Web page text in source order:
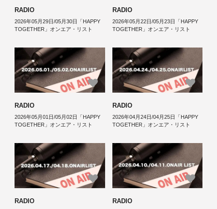
RADIO
2026年05月29日/05月30日「HAPPY
TOGETHER」オンエア・リスト
RADIO
2026年05月22日/05月23日「HAPPY
TOGETHER」オンエア・リスト
RADIO
2026年05月01日/05月02日「HAPPY
TOGETHER」オンエア・リスト
RADIO
2026年04月24日/04月25日「HAPPY
TOGETHER」オンエア・リスト
RADIO RADIO